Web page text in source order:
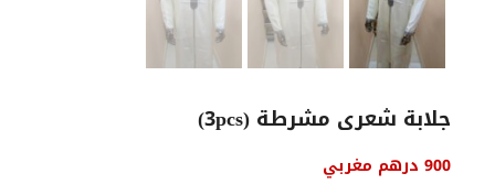
جلابة شعرى مشرطة (3pcs)
السعر
900 درهم مغربي